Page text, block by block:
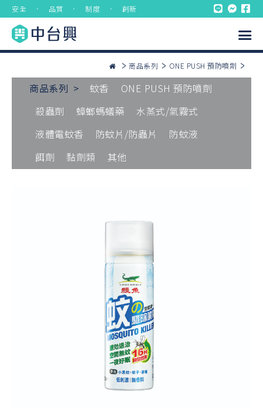
安全 ． 品質 ． 制度 ． 創新
商品系列 ONE PUSH 預防噴劑
商品系列 > 蚊香
ONE PUSH 預防噴劑
殺蟲劑
蟑螂螞蟻藥
水蒸式/氣霧式
液體電蚊香
防蚊片/防蟲片
防蚊液
餌劑
黏劑類 其他